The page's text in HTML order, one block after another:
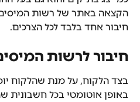
הקצאה באתר של רשות
חיבור אחד בלבד לכל הצרכים.
חיבור לרשות
בצד הלקוח, על מנת שהלקוח
באופן אוטומטי בכל חשבונית